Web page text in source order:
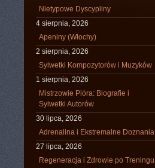
Nietypowe Dyscypliny
4 sierpnia, 2026
Apeniny (Włochy)
2 sierpnia, 2026
Sylwetki Kompozytorów i Muzyków
1 sierpnia, 2026
Mistrzowie Pióra: Biografie i
Sylwetki Autorów
30 lipca, 2026
Adrenalina i Ekstremalne Doznania
27 lipca, 2026
Regeneracja i Zdrowie po Treningu